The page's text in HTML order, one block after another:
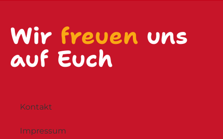
Wir freuen uns
auf Euch
Kontakt
Impressum